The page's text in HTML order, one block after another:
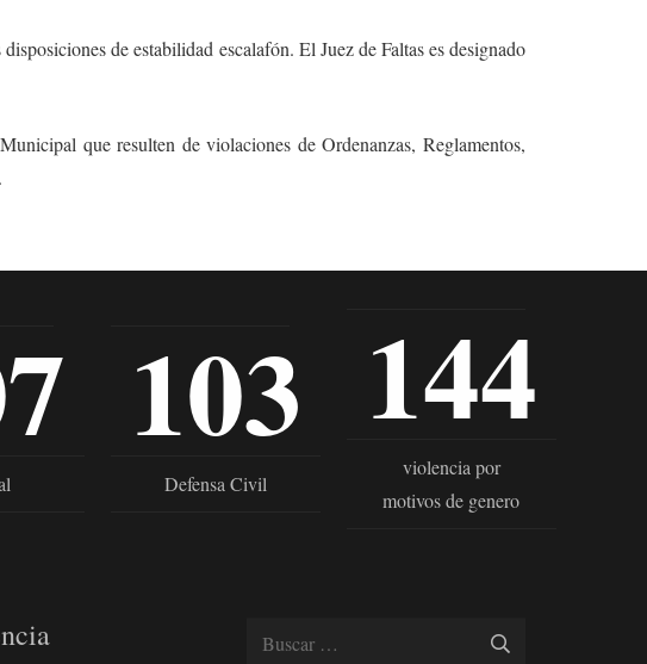
de estabilidad escalafón. El Juez de Faltas es designado
que resulten de violaciones de Ordenanzas, Reglamentos,
103
Defensa Civil
144
violencia por
motivos de genero
Buscar: